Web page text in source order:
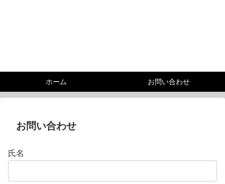
ホーム お問い合わせ
お問い合わせ
氏名